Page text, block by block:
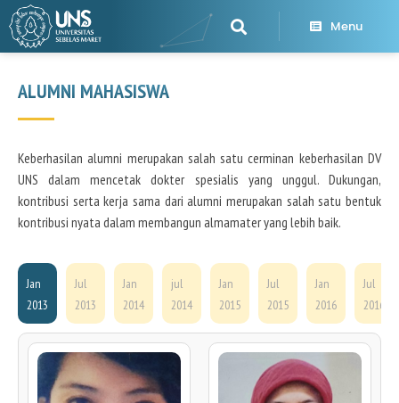
Menu
ALUMNI MAHASISWA
Keberhasilan alumni merupakan salah satu cerminan keberhasilan DV
UNS dalam mencetak dokter spesialis yang unggul. Dukungan,
kontribusi serta kerja sama dari alumni merupakan salah satu bentuk
kontribusi nyata dalam membangun almamater yang lebih baik.
Jan
2013
Jul
2013
Jan
2014
jul
2014
Jan
2015
Jul
2015
Jan
2016
Jul
2016